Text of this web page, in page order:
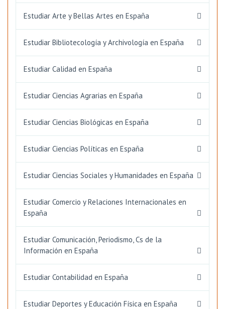
Estudiar Arte y Bellas Artes en España
Estudiar Bibliotecología y Archivología en España
Estudiar Calidad en España
Estudiar Ciencias Agrarias en España
Estudiar Ciencias Biológicas en España
Estudiar Ciencias Políticas en España
Estudiar Ciencias Sociales y Humanidades en España
Estudiar Comercio y Relaciones Internacionales en
España
Estudiar Comunicación, Periodismo, Cs de la
Información en España
Estudiar Contabilidad en España
Estudiar Deportes y Educación Física en España